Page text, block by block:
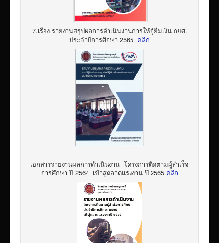
7.เรื่อง รายงานสรุปผลการดำเนินงานการให้กู้ยืมเงิน กยศ.
ประจำปีการศึกษา 2565 คลิก
เอกสารรายงานผลการดำเนินงาน โครงการติดตามผู้สำเร็จ
การศึกษา ปี 2564 เข้าสู่ตลาดแรงงาน ปี 2565 คลิก